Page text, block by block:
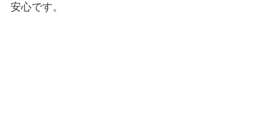
安心です。